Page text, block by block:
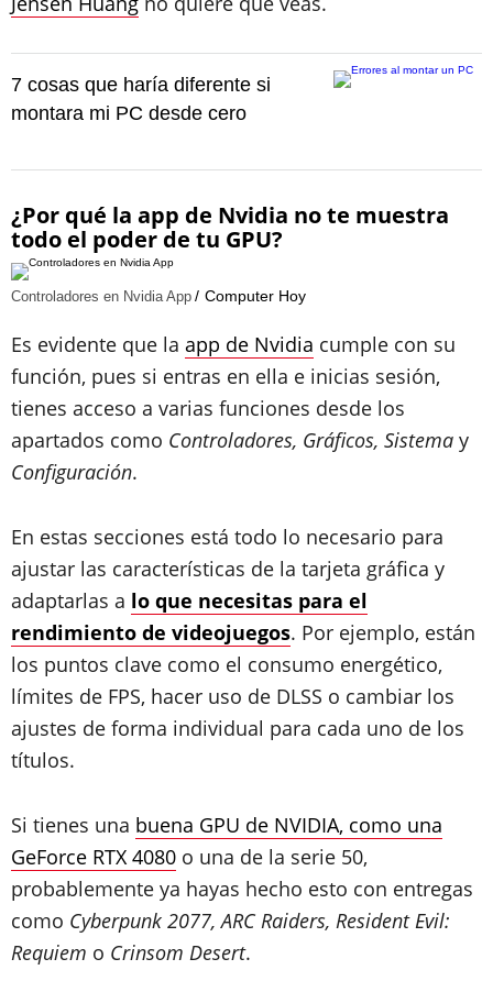
7 cosas que haría diferente si
montara mi PC desde cero
¿Por qué la app de Nvidia no te muestra
todo el poder de tu GPU?
Controladores en Nvidia App Computer Hoy
Es evidente que la app de Nvidia cumple con su
función, pues si entras en ella e inicias sesión,
tienes acceso a varias funciones desde los
apartados como Controladores, Gráficos, Sistema y
Configuración.
En estas secciones está todo lo necesario para
ajustar las características de la tarjeta gráfica y
adaptarlas a lo que necesitas para el
rendimiento de videojuegos. Por ejemplo, están
los puntos clave como el consumo energético,
límites de FPS, hacer uso de DLSS o cambiar los
ajustes de forma individual para cada uno de los
títulos.
Si tienes una buena GPU de NVIDIA, como una
GeForce RTX 4080 o una de la serie 50,
probablemente ya hayas hecho esto con entregas
como Cyberpunk 2077, ARC Raiders, Resident Evil:
Requiem o Crinsom Desert.